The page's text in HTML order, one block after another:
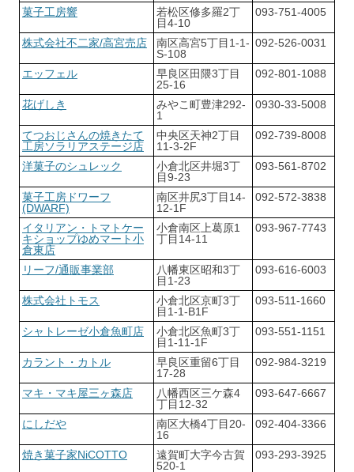
菓子工房響
若松区修多羅2丁
目4-10
093-751-4005
株式会社不二家/高宮売店
南区高宮5丁目1-1-
S-108
092-526-0031
エッフェル
早良区田隈3丁目
25-16
092-801-1088
花げしき
みやこ町豊津292-
1
0930-33-5008
てつおじさんの焼きたて
工房ソラリアステージ店
中央区天神2丁目
11-3-2F
092-739-8008
洋菓子のシュレック
小倉北区井堀3丁
目9-23
093-561-8702
菓子工房ドワーフ
(DWARF)
南区井尻3丁目14-
12-1F
092-572-3838
イタリアン・トマトケー
キショップゆめマート小
倉東店
小倉南区上葛原1
丁目14-11
093-967-7743
リーフ/通販事業部
八幡東区昭和3丁
目1-23
093-616-6003
株式会社トモス
小倉北区京町3丁
目1-1-B1F
093-511-1660
シャトレーゼ小倉魚町店
小倉北区魚町3丁
目1-11-1F
093-551-1151
カラント・カトル
早良区重留6丁目
17-28
092-984-3219
マキ・マキ屋三ヶ森店
八幡西区三ケ森4
丁目12-32
093-647-6667
にしだや
南区大橋4丁目20-
16
092-404-3366
焼き菓子家NiCOTTO
遠賀町大字今古賀
520-1
093-293-3925